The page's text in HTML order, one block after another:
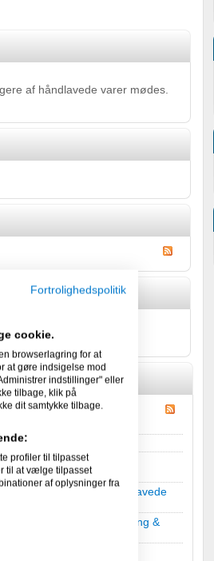
af håndlavede varer mødes.
markedsplads for håndlavede
råd?
Online marketing &
Fortrolighedspolitik
cookie.
browserlagring for at
at gøre indsigelse mod
indstillinger" eller
tilbage, klik på
dit samtykke tilbage.
profiler til tilpasset
til at vælge tilpasset
af oplysninger fra